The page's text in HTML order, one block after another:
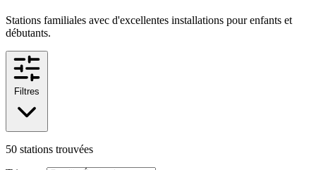
Stations familiales avec d'excellentes installations pour enfants et
débutants.
Filtres
50 stations trouvées